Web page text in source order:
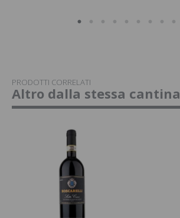
PRODOTTI CORRELATI
Altro dalla stessa cantina